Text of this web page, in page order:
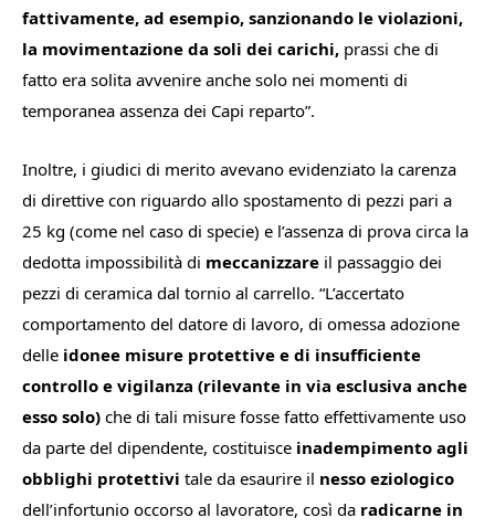
fattivamente, ad esempio, sanzionando le violazioni,
la movimentazione da soli dei carichi, prassi che di
fatto era solita avvenire anche solo nei momenti di
temporanea assenza dei Capi reparto”.
Inoltre, i giudici di merito avevano evidenziato la carenza
di direttive con riguardo allo spostamento di pezzi pari a
25 kg (come nel caso di specie) e l’assenza di prova circa la
dedotta impossibilità di meccanizzare il passaggio dei
pezzi di ceramica dal tornio al carrello. “L’accertato
comportamento del datore di lavoro, di omessa adozione
delle idonee misure protettive e di insufficiente
controllo e vigilanza (rilevante in via esclusiva anche
esso solo) che di tali misure fosse fatto effettivamente uso
da parte del dipendente, costituisce inadempimento agli
obblighi protettivi tale da esaurire il nesso eziologico
dell’infortunio occorso al lavoratore, così da radicarne in